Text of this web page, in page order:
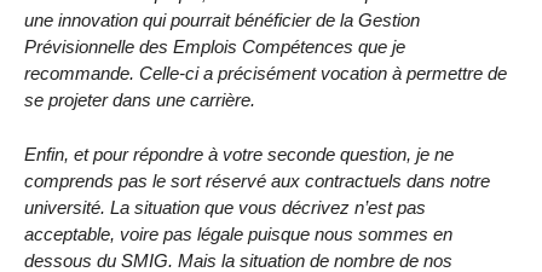
une innovation qui pourrait bénéficier de la Gestion
Prévisionnelle des Emplois Compétences que je
recommande. Celle-ci a précisément vocation à permettre de
se projeter dans une carrière.
Enfin, et pour répondre à votre seconde question, je ne
comprends pas le sort réservé aux contractuels dans notre
université. La situation que vous décrivez n’est pas
acceptable, voire pas légale puisque nous sommes en
dessous du SMIG. Mais la situation de nombre de nos